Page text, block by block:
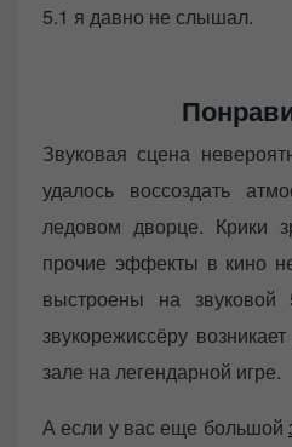
5.1 я давно не слышал.
Звуковая сцена
удалось воссоздать
ледовом дворце. Крики
прочие эффекты в кино
выстроены на звуковой
звукорежиссёру
зале на легендарной игре.
А если у вас еще большой